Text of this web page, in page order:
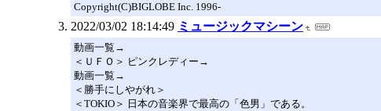
Copyright(C)BIGLOBE Inc. 1996-
2022/03/02 18:14:49 ミュージックマシーン
動画一覧→
＜ＵＦＯ＞ ピンクレディー→
動画一覧→
＜勝手にしやがれ＞
＜TOKIO＞ 日本の音楽界で最高の「色男」である。